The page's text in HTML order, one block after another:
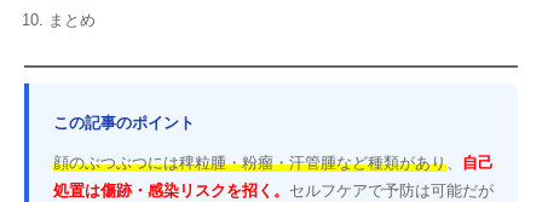
まとめ
この記事のポイント
顔のぶつぶつには稗粒腫・粉瘤・汗管腫など種類があり、 自己
処置は傷跡・感染リスクを招く。 セルフケアで予防は可能だが